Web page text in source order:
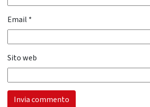
Email *
Sito web